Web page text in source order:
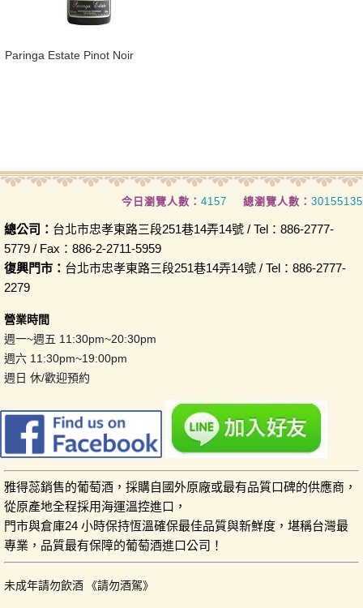
​Paringa Estate Pinot Noir
今日瀏覽人數： 4157 總瀏覽人數： 30155135
總公司： 台北市忠孝東路三段251巷14弄14號 / Tel：886-2777-
5779 / Fax：886-2-2711-5959
復興門市： 台北市忠孝東路三段251巷14弄14號 / Tel：886-2777-
2279
營業時間
週一~週五 11:30pm~20:30pm
週六 11:30pm~19:00pm
週日 休/歡迎預約
雅得蕊銷售的葡萄酒，採購自國外原廠或最有品質口碑的供應商，
從原產地全程採用海運溫控進口，
門市與倉庫24 小時保持恆溫確保最佳品質與新鮮度，堪稱台灣最
專業，品質最有保障的葡萄酒進口公司！
未成年請勿飲酒 《請勿酒駕》